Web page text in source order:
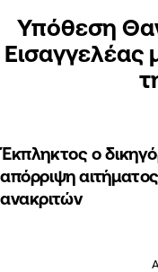
Υπόθεση
Εισαγγελέας
Έκπληκτος ο
απόρριψη
ανακριτών